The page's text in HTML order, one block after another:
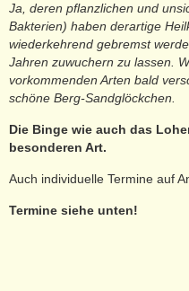
Ja, deren pflanzlichen und
Bakterien) haben derartige
wiederkehrend gebremst
Jahren zuwuchern zu lassen.
vorkommenden Arten bald
schöne Berg-Sandglöckchen.
Die Binge wie auch das
besonderen Art.
Auch individuelle Termine auf
Termine siehe unten!